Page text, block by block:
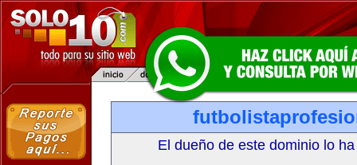
El dueño de este dominio lo